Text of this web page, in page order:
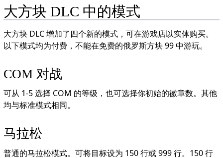
大方块 DLC 中的模式
大方块 DLC 增加了四个新的模式，可在游戏店以实体购买。
以下模式均为付费，不能在免费的俄罗斯方块 99 中游玩。
COM 对战
可从 1-5 选择 COM 的等级，也可选择你初始的徽章数。其他
均与标准模式相同。
马拉松
普通的马拉松模式。可将目标设为 150 行或 999 行。150 行